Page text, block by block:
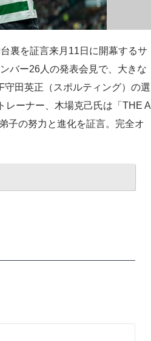
裏を証言来月11日に開幕するサ
バー26人の発表会見で、大きな
田英正（スポルティング）の選
レーナー、木場克己氏は「THE A
子の努力と進化を証言。完全オ